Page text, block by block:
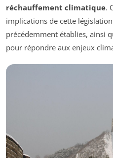
réchauffement climatique.
implications de cette
précédemment établies, ainsi
pour répondre aux enjeux